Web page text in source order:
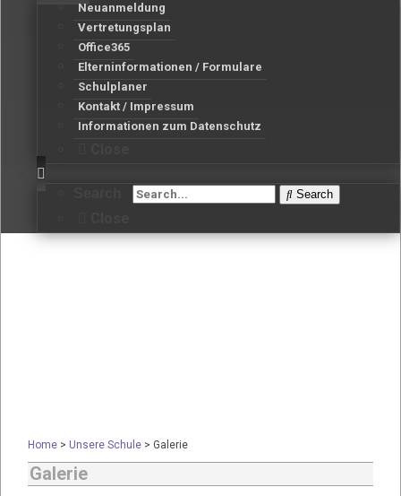
Neuanmeldung
Vertretungsplan
Office365
Elterninformationen / Formulare
Schulplaner
Kontakt / Impressum
Informationen zum Datenschutz
Search
Home > Unsere Schule > Galerie
Galerie